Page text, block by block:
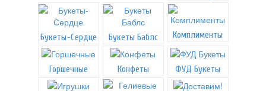
Букеты-Сердце Букеты Баблс Комплименты
Горшечные Конфеты ФУД Букеты